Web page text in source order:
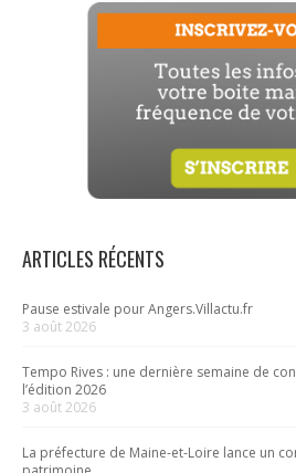
ARTICLES RÉCENTS
Pause estivale pour Angers.Villactu.fr
3 août 2026
Tempo Rives : une dernière semaine de
l’édition 2026
3 août 2026
La préfecture de Maine-et-Loire lance un